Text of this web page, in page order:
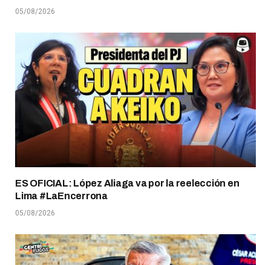
05/08/2026
ES OFICIAL: López Aliaga va por la reelección en
Lima #LaEncerrona
05/08/2026